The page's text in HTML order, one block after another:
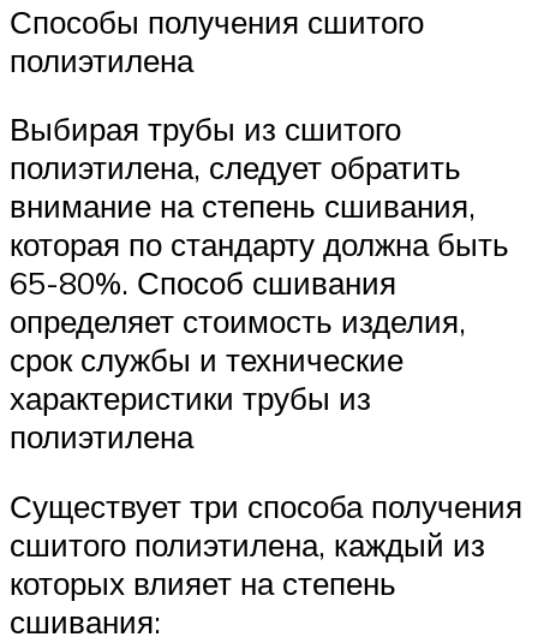
Способы получения сшитого
полиэтилена
Выбирая трубы из сшитого
полиэтилена, следует обратить
внимание на степень сшивания,
которая по стандарту должна быть
65-80%. Способ сшивания
определяет стоимость изделия,
срок службы и технические
характеристики трубы из
полиэтилена
Существует три способа получения
сшитого полиэтилена, каждый из
которых влияет на степень
сшивания: